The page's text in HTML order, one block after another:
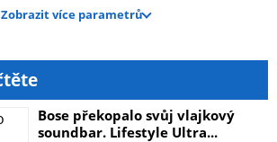
Zobrazit více parametrů
Bose překopalo svůj vlajkový
soundbar. Lifestyle Ultra...